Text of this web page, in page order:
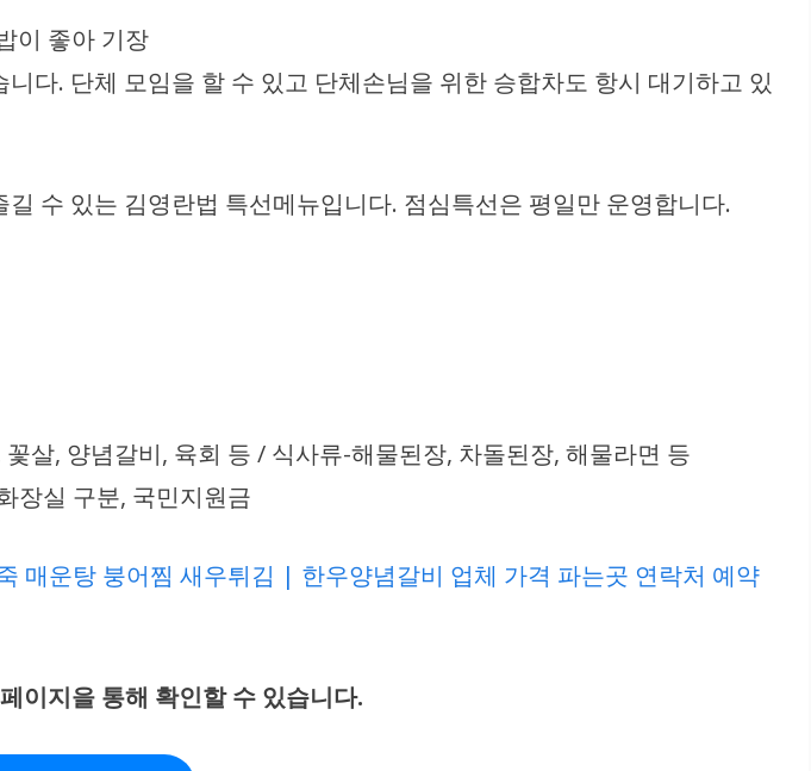
다. 단체 모임을 할 수 있고 단체손님을 위한 승합차도 항시 대기하고 있
수 있는 김영란법 특선메뉴입니다. 점심특선은 평일만 운영합니다.
살, 양념갈비, 육회 등 / 식사류-해물된장, 차돌된장, 해물라면 등
장실 구분, 국민지원금
매운탕 붕어찜 새우튀김 | 한우양념갈비 업체 가격 파는곳 연락처 예약
이지을 통해 확인할 수 있습니다.